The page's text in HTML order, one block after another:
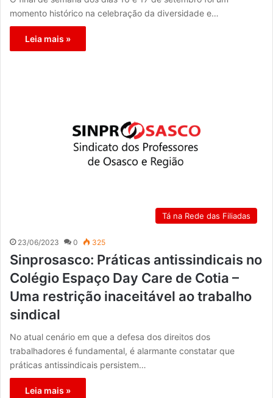
momento histórico na celebração da diversidade e…
Leia mais »
Tá na Rede das Filiadas
23/06/2023 0 325
Sinprosasco: Práticas antissindicais no
Colégio Espaço Day Care de Cotia –
Uma restrição inaceitável ao trabalho
sindical
No atual cenário em que a defesa dos direitos dos
trabalhadores é fundamental, é alarmante constatar que
práticas antissindicais persistem…
Leia mais »